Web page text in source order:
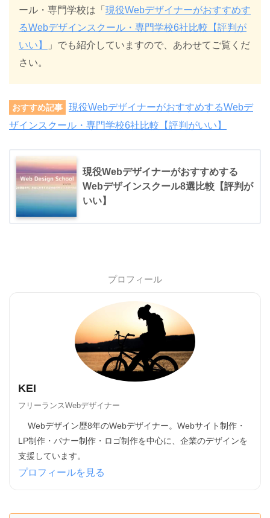
ール・専門学校は「 現役Webデザイナーがおすすめす
るWebデザインスクール・専門学校6社比較【評判が
いい】
」でも紹介していますので、あわせてご覧くだ
さい。
おすすめ記事
現役WebデザイナーがおすすめするWebデ
ザインスクール・専門学校6社比較【評判がいい】
現役Webデザイナーがおすすめする
Webデザインスクール8選比較【評判が
いい】
プロフィール
KEI
フリーランスWebデザイナー
Webデザイン歴8年のWebデザイナー。Webサイト制作・
LP制作・バナー制作・ロゴ制作を中心に、企業のデザインを
支援しています。
プロフィールを見る